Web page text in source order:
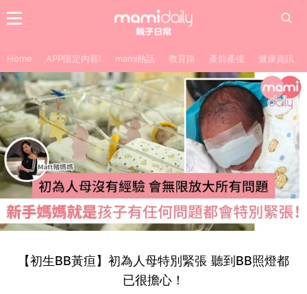
Home APP限定內容! mami熱話 教育路 產前產後 健康資訊
【初生BB黃疸】初為人母特別緊張 聽到BB照燈都
已很擔心！